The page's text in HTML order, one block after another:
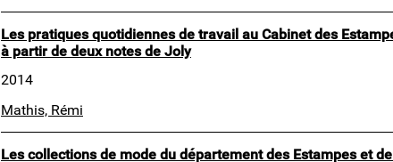
Les pratiques quotidiennes de travail au Cabinet des
à partir de deux notes de Joly
2014
Mathis, Rémi
Les collections de mode du département des Estampes et